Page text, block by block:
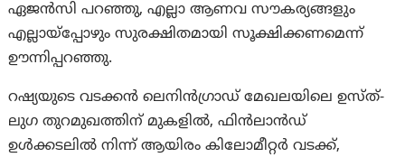
ഏജൻസി പറഞ്ഞു, എല്ലാ ആണവ സൗകര്യങ്ങളും
എല്ലായ്‌പ്പോഴും സുരക്ഷിതമായി സൂക്ഷിക്കണമെന്ന്
ഊന്നിപ്പറഞ്ഞു.
റഷ്യയുടെ വടക്കൻ ലെനിൻഗ്രാഡ് മേഖലയിലെ ഉസ്ത്-
ലുഗ തുറമുഖത്തിന് മുകളിൽ, ഫിൻലാൻഡ്
ഉൾക്കടലിൽ നിന്ന് ആയിരം കിലോമീറ്റർ വടക്ക്,